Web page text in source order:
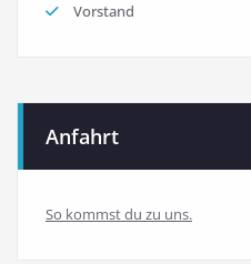
Vorstand
Anfahrt
So kommst du zu uns.